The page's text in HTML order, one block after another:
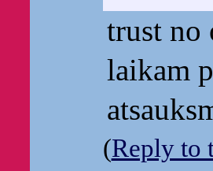
trust no
laikam
(Reply to